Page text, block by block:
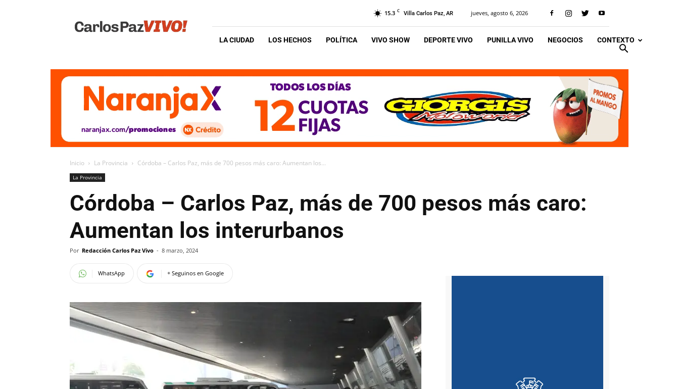
Vivo
15.3 C Villa Carlos Paz, AR jueves, agosto 6, 2026
LA CIUDAD LOS HECHOS POLÍTICA VIVO SHOW DEPORTE VIVO PUNILLA VIVO NEGOCIOS CONTEXTO
Inicio La Provincia Córdoba – Carlos Paz, más de 700 pesos más caro: Aumentan los...
La Provincia
Córdoba – Carlos Paz, más de 700 pesos más caro:
Aumentan los interurbanos
Por Redacción Carlos Paz Vivo - 8 marzo, 2024
WhatsApp + Seguinos en Google